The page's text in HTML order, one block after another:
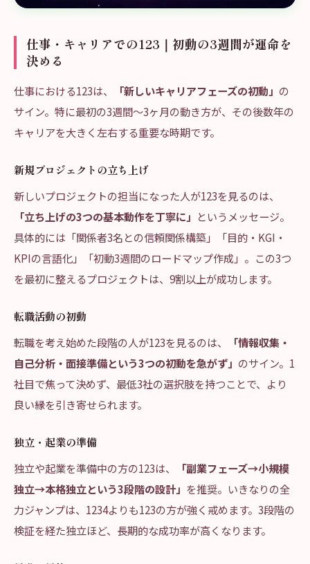
仕事・キャリアでの123｜初動の3週間が運命を
決める
仕事における123は、 「新しいキャリアフェーズの初動」 の
サイン。特に最初の3週間〜3ヶ月の動き方が、その後数年の
キャリアを大きく左右する重要な時期です。
新規プロジェクトの立ち上げ
新しいプロジェクトの担当になった人が123を見るのは、
「立ち上げの3つの基本動作を丁寧に」 というメッセージ。
具体的には「関係者3名との信頼関係構築」「目的・KGI・
KPIの言語化」「初動3週間のロードマップ作成」。この3つ
を最初に整えるプロジェクトは、9割以上が成功します。
転職活動の初動
転職を考え始めた段階の人が123を見るのは、
「情報収集・
自己分析・面接準備という3つの初動を急がず」 のサイン。1
社目で焦って決めず、最低3社の選択肢を持つことで、より
良い縁を引き寄せられます。
独立・起業の準備
独立や起業を準備中の方の123は、
「副業フェーズ→小規模
独立→本格独立という3段階の設計」 を推奨。いきなりの全
力ジャンプは、1234よりも123の方が強く戒めます。3段階の
検証を経た独立ほど、長期的な成功率が高くなります。